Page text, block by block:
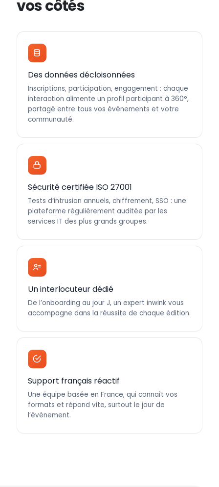
vos côtés
Des données décloisonnées
Inscriptions, participation, engagement : chaque
interaction alimente un profil participant à 360°,
partagé entre tous vos événements et votre
communauté.
Sécurité certifiée ISO 27001
Tests d’intrusion annuels, chiffrement, SSO : une
plateforme régulièrement auditée par les
services IT des plus grands groupes.
Un interlocuteur dédié
De l’onboarding au jour J, un expert inwink vous
accompagne dans la réussite de chaque édition.
Support français réactif
Une équipe basée en France, qui connaît vos
formats et répond vite, surtout le jour de
l’événement.